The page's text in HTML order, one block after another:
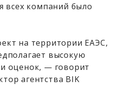
всех компаний было
на территории ЕАЭС,
высокую
оценок, — говорит
агентства BIK